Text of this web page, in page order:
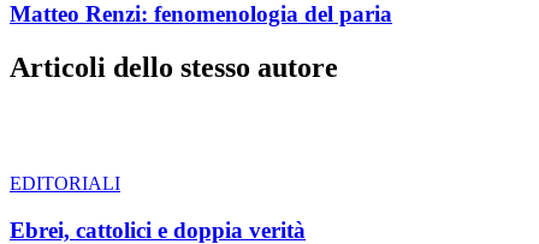
Matteo Renzi: fenomenologia del paria
Articoli dello stesso autore
EDITORIALI
Ebrei, cattolici e doppia verità